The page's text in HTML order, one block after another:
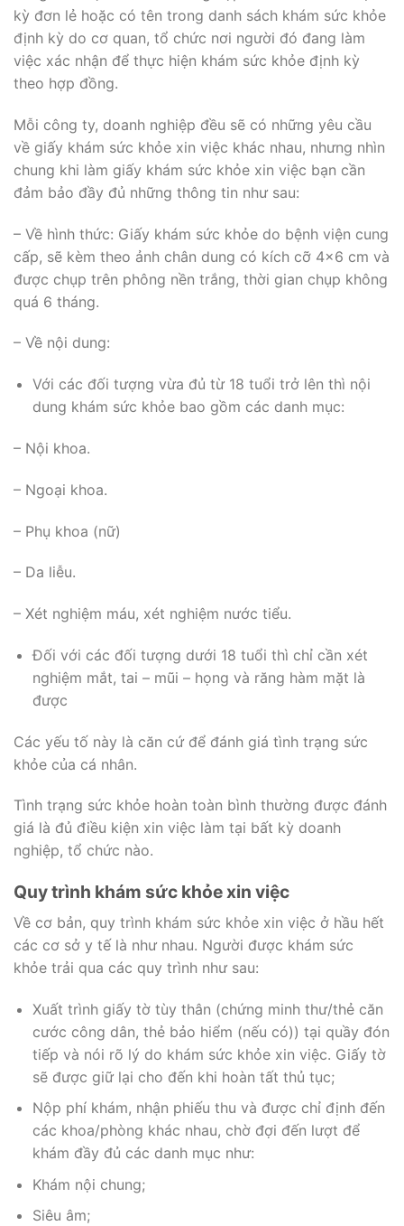
kỳ đơn lẻ hoặc có tên trong danh sách khám sức khỏe
định kỳ do cơ quan, tổ chức nơi người đó đang làm
việc xác nhận để thực hiện khám sức khỏe định kỳ
theo hợp đồng.
Mỗi công ty, doanh nghiệp đều sẽ có những yêu cầu
về giấy khám sức khỏe xin việc khác nhau, nhưng nhìn
chung khi làm giấy khám sức khỏe xin việc bạn cần
đảm bảo đầy đủ những thông tin như sau:
– Về hình thức: Giấy khám sức khỏe do bệnh viện cung
cấp, sẽ kèm theo ảnh chân dung có kích cỡ 4×6 cm và
được chụp trên phông nền trắng, thời gian chụp không
quá 6 tháng.
– Về nội dung:
Với các đối tượng vừa đủ từ 18 tuổi trở lên thì nội
dung khám sức khỏe bao gồm các danh mục:
– Nội khoa.
– Ngoại khoa.
– Phụ khoa (nữ)
– Da liễu.
– Xét nghiệm máu, xét nghiệm nước tiểu.
Đối với các đối tượng dưới 18 tuổi thì chỉ cần xét
nghiệm mắt, tai – mũi – họng và răng hàm mặt là
được
Các yếu tố này là căn cứ để đánh giá tình trạng sức
khỏe của cá nhân.
Tình trạng sức khỏe hoàn toàn bình thường được đánh
giá là đủ điều kiện xin việc làm tại bất kỳ doanh
nghiệp, tổ chức nào.
Quy trình khám sức khỏe xin việc
Về cơ bản, quy trình khám sức khỏe xin việc ở hầu hết
các cơ sở y tế là như nhau. Người được khám sức
khỏe trải qua các quy trình như sau:
Xuất trình giấy tờ tùy thân (chứng minh thư/thẻ căn
cước công dân, thẻ bảo hiểm (nếu có)) tại quầy đón
tiếp và nói rõ lý do khám sức khỏe xin việc. Giấy tờ
sẽ được giữ lại cho đến khi hoàn tất thủ tục;
Nộp phí khám, nhận phiếu thu và được chỉ định đến
các khoa/phòng khác nhau, chờ đợi đến lượt để
khám đầy đủ các danh mục như:
Khám nội chung;
Siêu âm;